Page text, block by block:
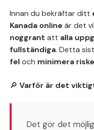
Innan du bekräftar ditt
Kanada onlineär det
noggrant att alla
fullständiga. Detta
feloch minimera
🔎 Varför är det
Det gör det